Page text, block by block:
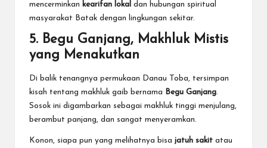
mencerminkan kearifan lokal dan hubungan spiritual
masyarakat Batak dengan lingkungan sekitar.
5. Begu Ganjang, Makhluk Mistis
yang Menakutkan
Di balik tenangnya permukaan Danau Toba, tersimpan
kisah tentang makhluk gaib bernama
Begu Ganjang.
Sosok ini digambarkan sebagai makhluk tinggi menjulang,
berambut panjang, dan sangat menyeramkan.
Konon, siapa pun yang melihatnya bisa jatuh sakit atau